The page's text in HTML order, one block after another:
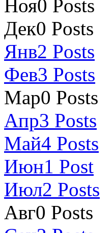
Ноя0 Posts
Дек0 Posts
Янв2 Posts
Фев3 Posts
Мар0 Posts
Апр3 Posts
Май4 Posts
Июн1 Post
Июл2 Posts
Авг0 Posts